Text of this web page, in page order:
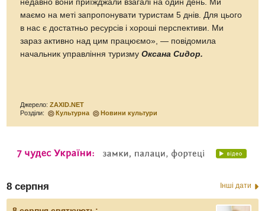
недавно вони приїжджали взагалі на один день. Ми
маємо на меті запропонувати туристам 5 днів. Для цього
в нас є достатньо ресурсів і хороші перспективи. Ми
зараз активно над цим працюємо», — повідомила
начальник управління туризмуОксана Сидор.
Джерело:ZAXID.NET
Розділи:
Культурна Новини культури
8 серпня Інші дати